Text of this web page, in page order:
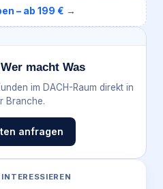
– ab 199 € →
macht Was
im DACH-Raum direkt in
Branche.
anfragen